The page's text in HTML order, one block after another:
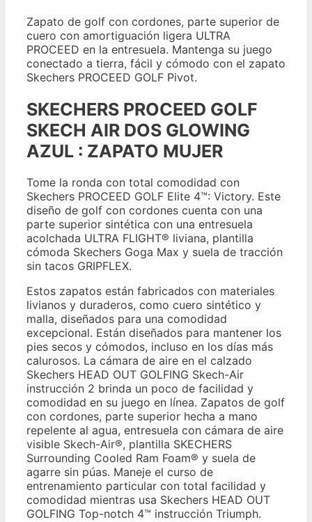
Zapato de golf con cordones, parte superior de
cuero con amortiguación ligera ULTRA
PROCEED en la entresuela. Mantenga su juego
conectado a tierra, fácil y cómodo con el zapato
Skechers PROCEED GOLF Pivot.
SKECHERS PROCEED GOLF
SKECH AIR DOS GLOWING
AZUL : ZAPATO MUJER
Tome la ronda con total comodidad con
Skechers PROCEED GOLF Elite 4™: Victory. Este
diseño de golf con cordones cuenta con una
parte superior sintética con una entresuela
acolchada ULTRA FLIGHT® liviana, plantilla
cómoda Skechers Goga Max y suela de tracción
sin tacos GRIPFLEX.
Estos zapatos están fabricados con materiales
livianos y duraderos, como cuero sintético y
malla, diseñados para una comodidad
excepcional. Están diseñados para mantener los
pies secos y cómodos, incluso en los días más
calurosos. La cámara de aire en el calzado
Skechers HEAD OUT GOLFING Skech-Air
instrucción 2 brinda un poco de facilidad y
comodidad en su juego en línea. Zapatos de golf
con cordones, parte superior hecha a mano
repelente al agua, entresuela con cámara de aire
visible Skech-Air®, plantilla SKECHERS
Surrounding Cooled Ram Foam® y suela de
agarre sin púas. Maneje el curso de
entrenamiento particular con total facilidad y
comodidad mientras usa Skechers HEAD OUT
GOLFING Top-notch 4™ instrucción Triumph.